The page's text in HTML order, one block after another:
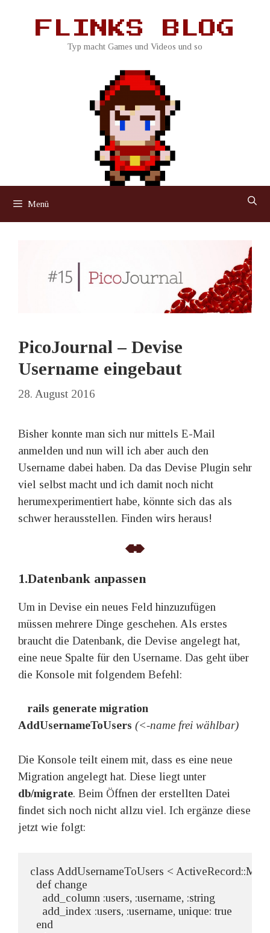
FLINKS BLOG
Typ macht Games und Videos und so
Menü
PicoJournal – Devise
Username eingebaut
28. August 2016
Bisher konnte man sich nur mittels E-Mail
anmelden und nun will ich aber auch den
Username dabei haben. Da das Devise Plugin sehr
viel selbst macht und ich damit noch nicht
herumexperimentiert habe, könnte sich das als
schwer herausstellen. Finden wirs heraus!
1.Datenbank anpassen
Um in Devise ein neues Feld hinzuzufügen
müssen mehrere Dinge geschehen. Als erstes
braucht die Datenbank, die Devise angelegt hat,
eine neue Spalte für den Username. Das geht über
die Konsole mit folgendem Befehl:
rails generate migration
AddUsernameToUsers (<-name frei wählbar)
Die Konsole teilt einem mit, dass es eine neue
Migration angelegt hat. Diese liegt unter
db/migrate. Beim Öffnen der erstellten Datei
findet sich noch nicht allzu viel. Ich ergänze diese
jetzt wie folgt:
class AddUsernameToUsers <
  def change
    add_column :users, :username, :string
    add_index :users, :username, unique: true
  end